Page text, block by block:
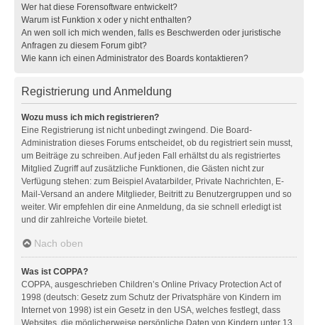
Wer hat diese Forensoftware entwickelt?
Warum ist Funktion x oder y nicht enthalten?
An wen soll ich mich wenden, falls es Beschwerden oder juristische
Anfragen zu diesem Forum gibt?
Wie kann ich einen Administrator des Boards kontaktieren?
Registrierung und Anmeldung
Wozu muss ich mich registrieren?
Eine Registrierung ist nicht unbedingt zwingend. Die Board-
Administration dieses Forums entscheidet, ob du registriert sein musst,
um Beiträge zu schreiben. Auf jeden Fall erhältst du als registriertes
Mitglied Zugriff auf zusätzliche Funktionen, die Gästen nicht zur
Verfügung stehen: zum Beispiel Avatarbilder, Private Nachrichten, E-
Mail-Versand an andere Mitglieder, Beitritt zu Benutzergruppen und so
weiter. Wir empfehlen dir eine Anmeldung, da sie schnell erledigt ist
und dir zahlreiche Vorteile bietet.
Nach oben
Was ist COPPA?
COPPA, ausgeschrieben Children’s Online Privacy Protection Act of
1998 (deutsch: Gesetz zum Schutz der Privatsphäre von Kindern im
Internet von 1998) ist ein Gesetz in den USA, welches festlegt, dass
Websites, die möglicherweise persönliche Daten von Kindern unter 13